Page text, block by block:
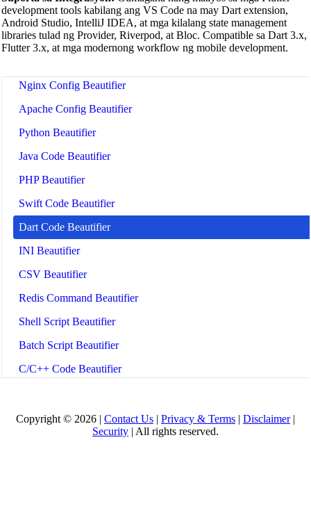
MySQL SQL Beautifier
PostgreSQL SQL Beautifier
Nginx Config Beautifier
Apache Config Beautifier
Python Beautifier
Java Code Beautifier
PHP Beautifier
Swift Code Beautifier
Dart Code Beautifier
INI Beautifier
CSV Beautifier
Redis Command Beautifier
Shell Script Beautifier
Batch Script Beautifier
C/C++ Code Beautifier
Scala Code Beautifier
Haskell Code Beautifier
development tools kabilang ang VS Code na may Dart extension,
Android Studio, IntelliJ IDEA, at mga kilalang state management
libraries tulad ng Provider, Riverpod, at Bloc. Compatible sa Dart 3.x,
Flutter 3.x, at mga modernong workflow ng mobile development.
Copyright © 2026 | Contact Us | Privacy & Terms | Disclaimer|
Security | All rights reserved.